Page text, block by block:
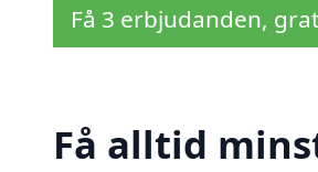
Få 3 erbjudanden,
Få alltid